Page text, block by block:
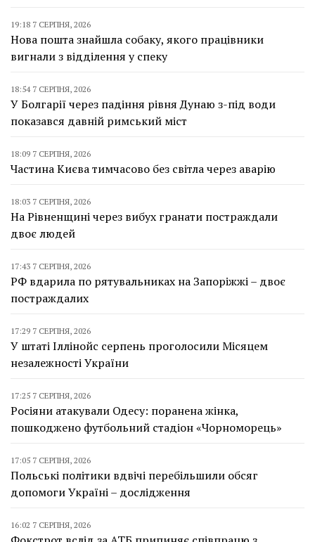
19:18 7 СЕРПНЯ, 2026
Нова пошта знайшла собаку, якого працівники
вигнали з відділення у спеку
18:54 7 СЕРПНЯ, 2026
У Болгарії через падіння рівня Дунаю з-під води
показався давній римський міст
18:09 7 СЕРПНЯ, 2026
Частина Києва тимчасово без світла через аварію
18:03 7 СЕРПНЯ, 2026
На Рівненщині через вибух гранати постраждали
двоє людей
17:43 7 СЕРПНЯ, 2026
РФ вдарила по рятувальниках на Запоріжжі – двоє
постраждалих
17:29 7 СЕРПНЯ, 2026
У штаті Іллінойс серпень проголосили Місяцем
незалежності України
17:25 7 СЕРПНЯ, 2026
Росіяни атакували Одесу: поранена жінка,
пошкоджено футбольний стадіон «Чорноморець»
17:05 7 СЕРПНЯ, 2026
Польські політики вдвічі перебільшили обсяг
допомоги Україні – дослідження
16:02 7 СЕРПНЯ, 2026